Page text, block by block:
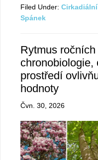
Filed Under:
Spánek
Rytmus
chronobiologie,
prostředí
hodnoty
Čvn. 30, 2026